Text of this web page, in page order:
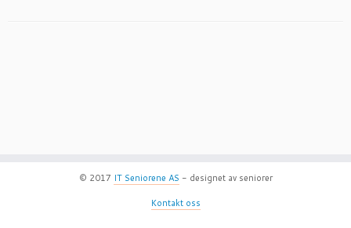
© 2017 IT Seniorene AS - designet av seniorer
Kontakt oss